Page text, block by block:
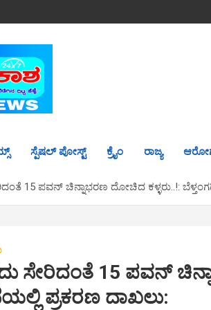
ಸ್ಪೆಷಲ್ ಪೋಸ್ಟ್ ಕ್ರೈಂ ರಾಜ್ಯ
15 ಪವನ್ ಚಿನ್ನಾಭರಣ ದೋಚಿದ ಕಳ್ಳರು..!:
ಸೇರಿದಂತೆ 15 ಪವನ್
ಪ್ರಕರಣ ದಾಖಲು: